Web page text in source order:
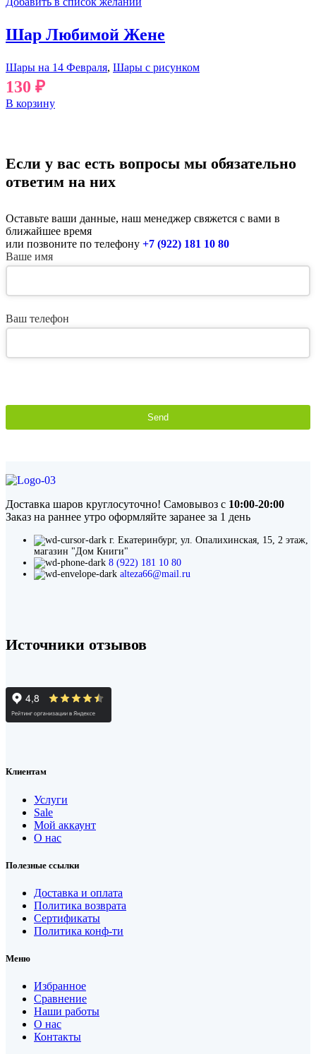
Шар Любимой Жене
Шары на 14 Февраля, Шары с рисунком
130 ₽
В корзину
Если у вас есть вопросы мы обязательно
ответим на них
Оставьте ваши данные, наш менеджер свяжется с вами в
ближайшее время
или позвоните по телефону +7 (922) 181 10 80
Ваше имя
Ваш телефон
Send
This
left
Доставка шаров круглосуточно! Самовывоз с 10:00-20:00
Заказ на раннее утро оформляйте заранее за 1 день
г. Екатеринбург, ул. Опалихинская, 15, 2 этаж,
магазин "Дом Книги"
8 (922) 181 10 80
alteza66@mail.ru
Источники отзывов
Клиентам
Услуги
Sale
Мой аккаунт
О нас
Полезные ссылки
Доставка и оплата
Политика возврата
Сертификаты
Политика конф-ти
Меню
Избранное
Сравнение
Наши работы
О нас
Контакты